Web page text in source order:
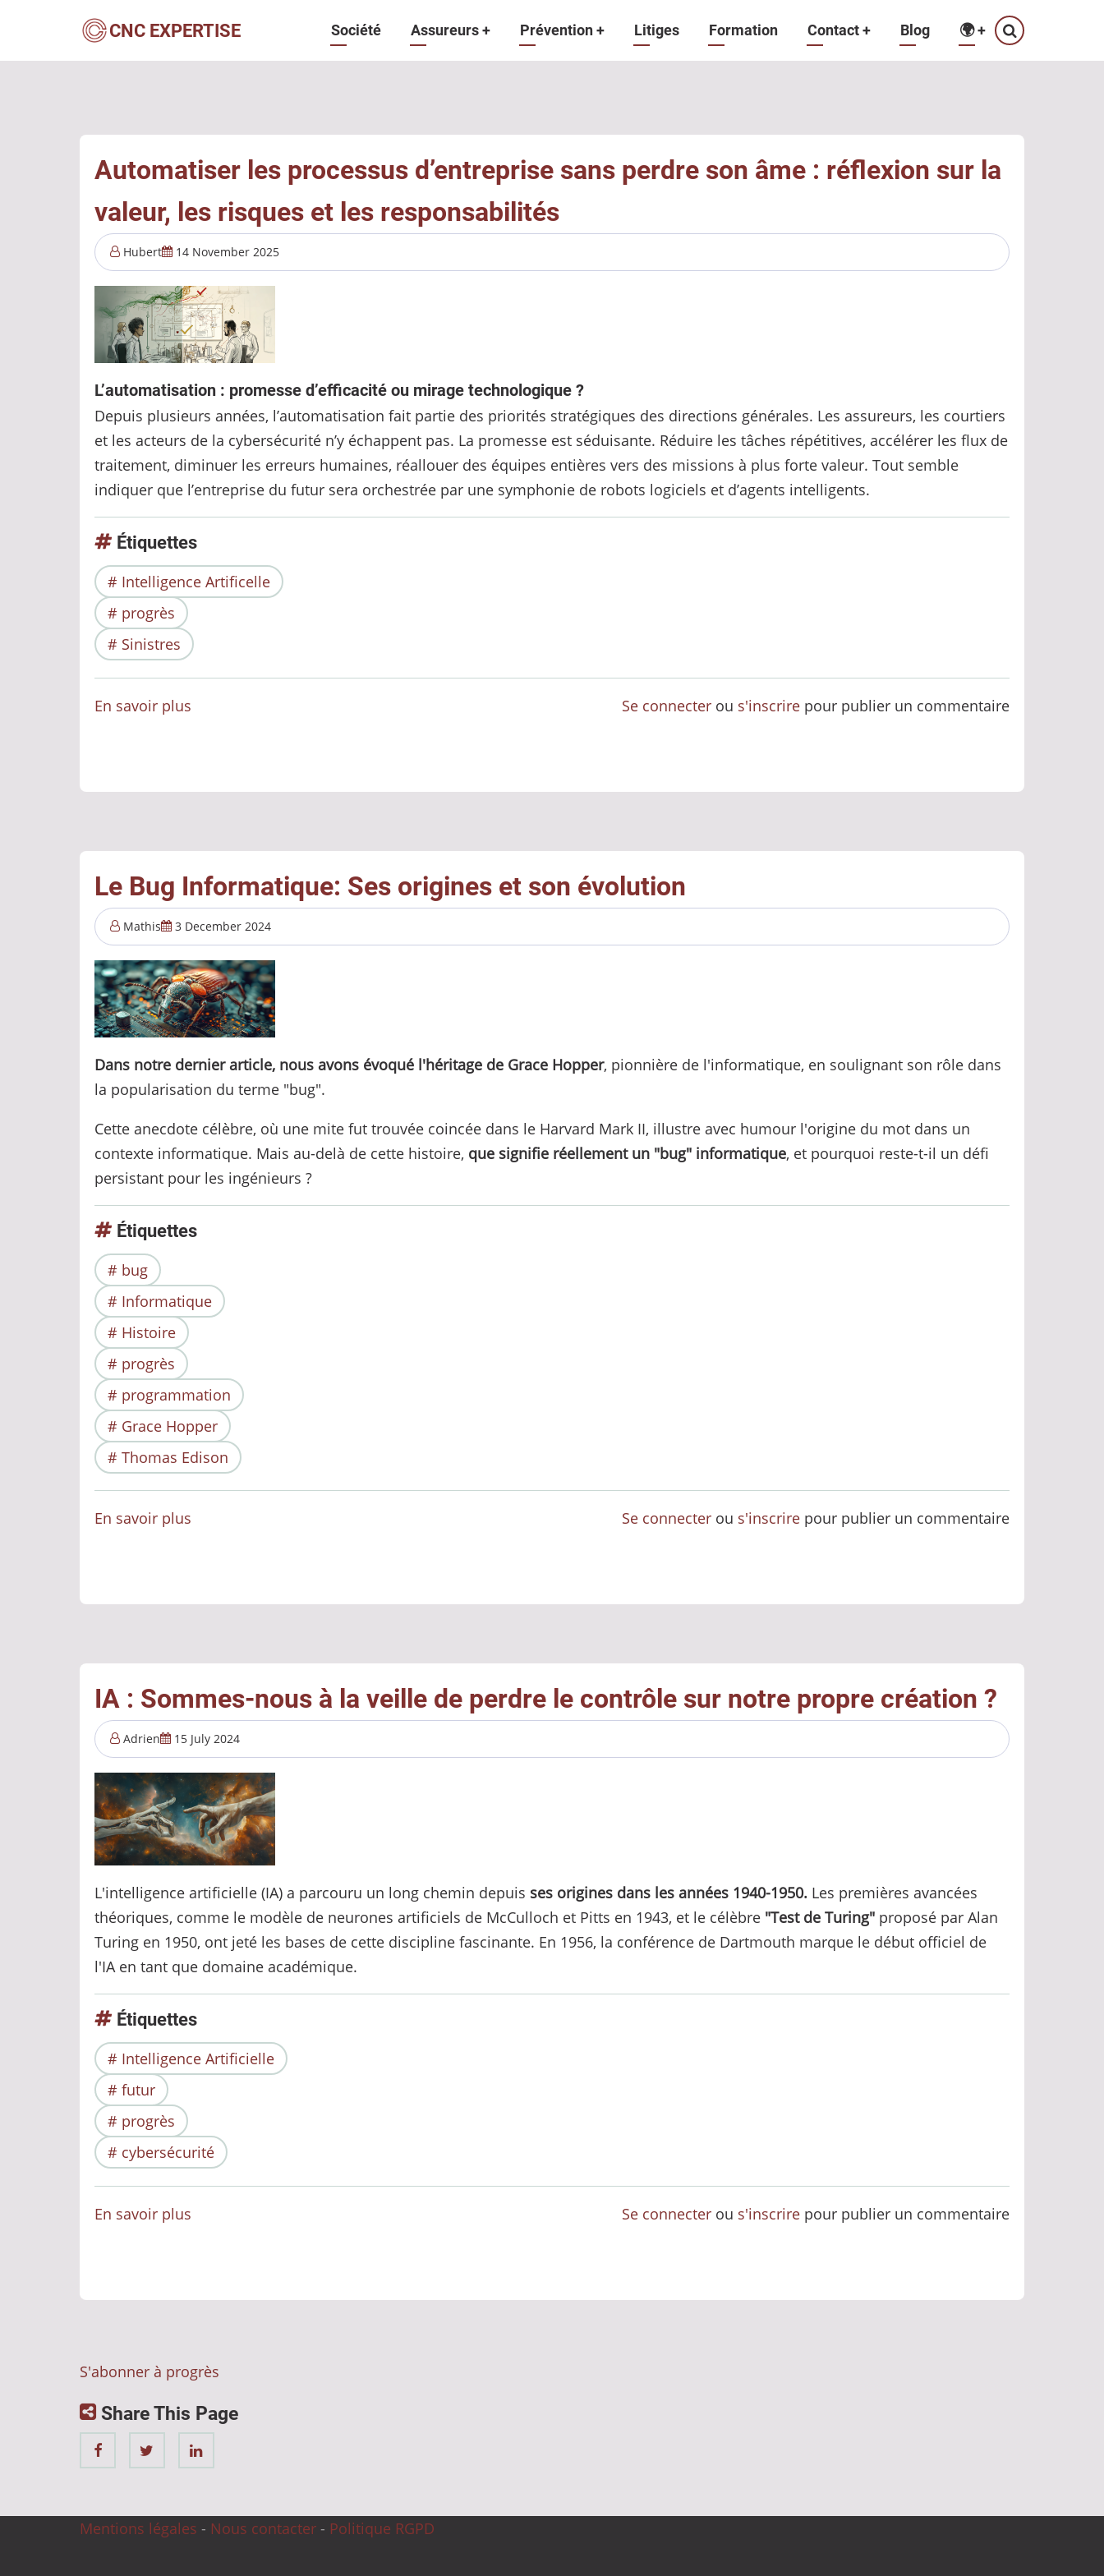
contenu
CNC EXPERTISE
Navigation
Société Assureurs+ Prévention+ Litiges Formation Contact+ Blog 🌍+
Automatiser les processus d’entreprise sans perdre son âme : réflexion sur la
valeur, les risques et les responsabilités
Hubert 14 November 2025
L’automatisation : promesse d’efficacité ou mirage technologique ?
Depuis plusieurs années, l’automatisation fait partie des priorités stratégiques des directions générales. Les assureurs, les courtiers
et les acteurs de la cybersécurité n’y échappent pas. La promesse est séduisante. Réduire les tâches répétitives, accélérer les flux de
traitement, diminuer les erreurs humaines, réallouer des équipes entières vers des missions à plus forte valeur. Tout semble
indiquer que l’entreprise du futur sera orchestrée par une symphonie de robots logiciels et d’agents intelligents.
Étiquettes
Intelligence Artificelle
progrès
Sinistres
En savoir plus
perdre
son
:
réflexion
sur
la
valeur,
risques
et
les
responsabilités
Se connecter ou s'inscrire pour publier un commentaire
Le Bug Informatique: Ses origines et son évolution
Mathis 3 December 2024
Dans notre dernier article, nous avons évoqué l'héritage de Grace Hopper, pionnière de l'informatique, en soulignant son rôle dans
la popularisation du terme "bug".
Cette anecdote célèbre, où une mite fut trouvée coincée dans le Harvard Mark II, illustre avec humour l'origine du mot dans un
contexte informatique. Mais au-delà de cette histoire, que signifie réellement un "bug" informatique, et pourquoi reste-t-il un défi
persistant pour les ingénieurs ?
Étiquettes
bug
Informatique
Histoire
progrès
programmation
Grace Hopper
Thomas Edison
En savoir plus
et
son
évolution
Se connecter ou s'inscrire pour publier un commentaire
IA : Sommes-nous à la veille de perdre le contrôle sur notre propre création ?
Adrien 15 July 2024
L'intelligence artificielle (IA) a parcouru un long chemin depuis ses origines dans les années 1940-1950. Les premières avancées
théoriques, comme le modèle de neurones artificiels de McCulloch et Pitts en 1943, et le célèbre "Test de Turing" proposé par Alan
Turing en 1950, ont jeté les bases de cette discipline fascinante. En 1956, la conférence de Dartmouth marque le début officiel de
l'IA en tant que domaine académique.
Étiquettes
Intelligence Artificielle
futur
progrès
cybersécurité
En savoir plus
veille
de
perdre
le
notre
Se connecter ou s'inscrire pour publier un commentaire
S'abonner à progrès
Share This Page
Mentions légales - Nous contacter - Politique RGPD